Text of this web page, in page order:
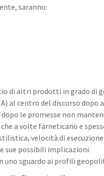
saranno:
di altri prodotti in grado di
al centro del discorso dopo
le promesse non
a volte farneticano e
velocità di esecuzione
sue possibili implicazioni
uno sguardo ai profili